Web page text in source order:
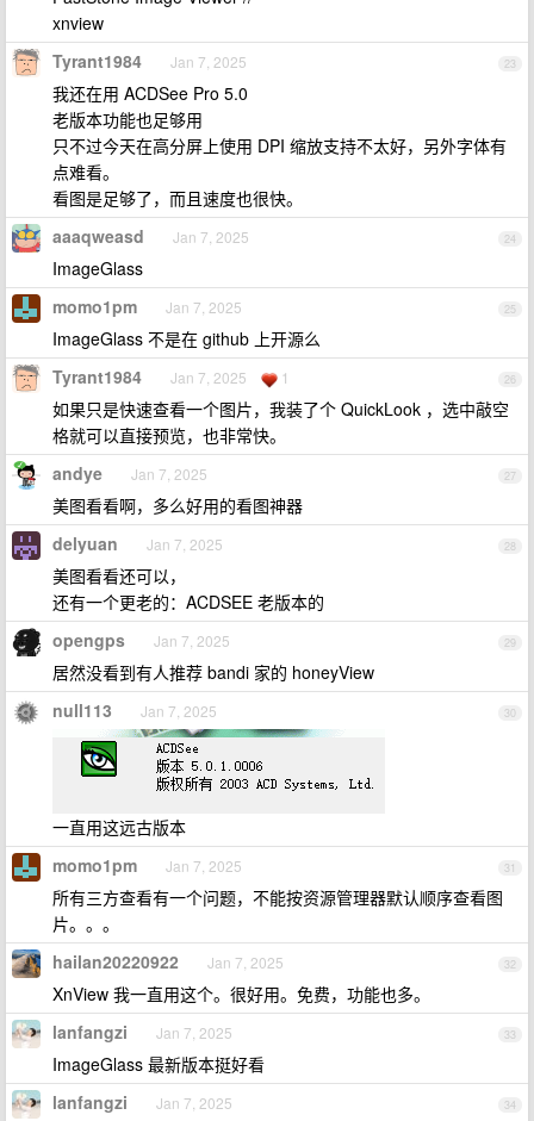
xnview
23
Tyrant1984 Jan 7, 2025
我还在用 ACDSee Pro 5.0
老版本功能也足够用
只不过今天在高分屏上使用 DPI 缩放支持不太好，另外字体有
点难看。
看图是足够了，而且速度也很快。
24
aaaqweasd Jan 7, 2025
ImageGlass
25
momo1pm Jan 7, 2025
ImageGlass 不是在 github 上开源么
26
Tyrant1984 Jan 7, 2025 1
如果只是快速查看一个图片，我装了个 QuickLook ，选中敲空
格就可以直接预览，也非常快。
27
andye Jan 7, 2025
美图看看啊，多么好用的看图神器
28
delyuan Jan 7, 2025
美图看看还可以，
还有一个更老的：ACDSEE 老版本的
29
opengps Jan 7, 2025
居然没看到有人推荐 bandi 家的 honeyView
30
null113 Jan 7, 2025
一直用这远古版本
31
momo1pm Jan 7, 2025
所有三方查看有一个问题，不能按资源管理器默认顺序查看图
片。。。
32
hailan20220922 Jan 7, 2025
XnView 我一直用这个。很好用。免费，功能也多。
33
lanfangzi Jan 7, 2025
ImageGlass 最新版本挺好看
34
lanfangzi Jan 7, 2025